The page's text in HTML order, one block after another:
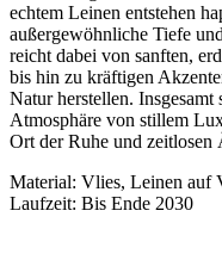
echtem Leinen entstehen
außergewöhnliche Tiefe
reicht dabei von sanften,
bis hin zu kräftigen
Natur herstellen.
Atmosphäre von stillem
Ort der Ruhe und zeitlosen
Material: Vlies, Leinen auf
Laufzeit: Bis Ende 2030